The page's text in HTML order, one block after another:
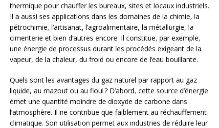
thermique pour chauffer les bureaux, sites et locaux industriels.
Il a aussi ses applications dans les domaines de la chimie, la
pétrochimie, l’artisanat, l’agroalimentaire, la métallurgie, la
cimenterie et bien d’autres encore. Il constitue, par exemple,
une énergie de processus durant les procédés exigeant de la
vapeur, de la chaleur, du froid ou encore de l’eau bouillante.
Quels sont les avantages du gaz naturel par rapport au gaz
liquide, au mazout ou au fioul ? D’abord, cette source d’énergie
émet une quantité moindre de dioxyde de carbone dans
l’atmosphère. Il ne contribue que faiblement au réchauffement
climatique. Son utilisation permet aux industries de réduire leur